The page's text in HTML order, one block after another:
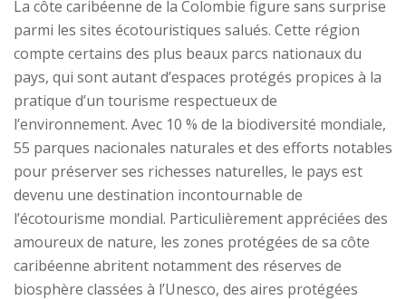
La côte caribéenne de la Colombie figure sans surprise
parmi les sites écotouristiques salués. Cette région
compte certains des plus beaux parcs nationaux du
pays, qui sont autant d’espaces protégés propices à la
pratique d’un tourisme respectueux de
l’environnement. Avec 10 % de la biodiversité mondiale,
55 parques nacionales naturales et des efforts notables
pour préserver ses richesses naturelles, le pays est
devenu une destination incontournable de
l’écotourisme mondial. Particulièrement appréciées des
amoureux de nature, les zones protégées de sa côte
caribéenne abritent notamment des réserves de
biosphère classées à l’Unesco, des aires protégées